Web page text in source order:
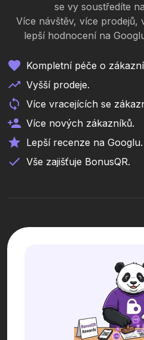
se vy soustředíte
Více návštěv, více prodejů,
lepší hodnocení na
Kompletní péče o
Vyšší prodeje.
Více vracejících se
Více nových zákazníků.
Lepší recenze na Googlu.
Vše zajišťuje BonusQR.